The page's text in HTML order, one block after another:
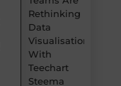
Rethinking
Data
Visualisation
With
Teechart
Steema